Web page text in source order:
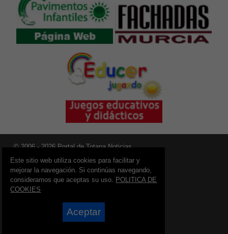
© 2006 - 2026 Portal de Totana Noticias
Síguenos en:
Este sitio web utiliza cookies para facilitar y
mejorar la navegación. Si continúas navegando,
consideramos que aceptas su uso. POLITICA DE
COOKIES
Aceptar